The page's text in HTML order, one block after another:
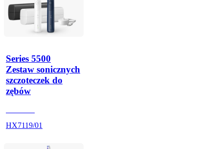
Series 5500
Zestaw sonicznych
szczoteczek do
zębów
HX7119/01